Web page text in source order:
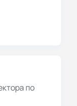
по